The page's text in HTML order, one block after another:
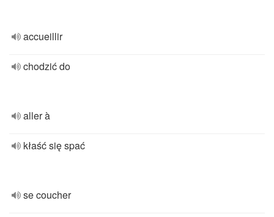
accueillir
chodzić do
aller à
kłaść się spać
se coucher